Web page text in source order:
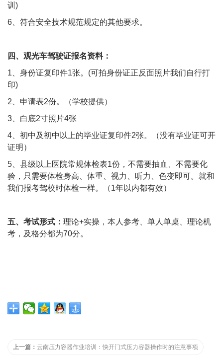
训)
6、符合安全技术规范规定的其他要求。
四、观光车驾驶证报名资料：
1、身份证复印件1张。(可拍身份证正反面照片我们自行打
印)
2、申请表2份。（学校提供）
3、白底2寸照片4张
4、初中及初中以上的毕业证复印件2张。（没有毕业证可开
证明）
5、县级以上医院常规体检表1份，不需要抽血、不需要化
验，只需要体检身高、体重、视力、听力、色变即可。就和
我们报考驾校时体检一样。（1年以内都有效）
五、考试形式： 理论+实操，本人参考、单人单桌、理论机
考，及格分都为70分。
上一篇： 云南压力容器作业培训：快开门式压力容器操作时的注意事项